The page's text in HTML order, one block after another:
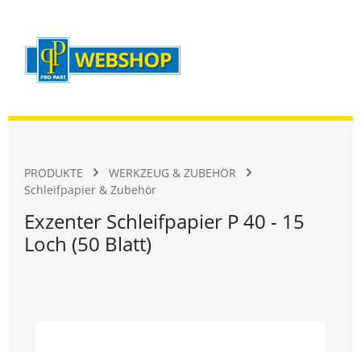
PRODUKTE
WERKZEUG & ZUBEHÖR
Schleifpapier & Zubehör
Exzenter Schleifpapier P 40 - 15
Loch (50 Blatt)